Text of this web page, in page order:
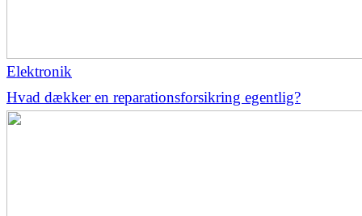
Elektronik
Hvad dækker en reparationsforsikring egentlig?